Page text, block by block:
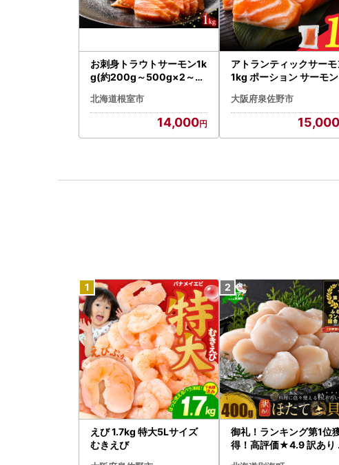
お刺身トラウトサーモン1k
g(約200g～500g×2～5
北海道根室市
14,000
アトランティックサーモ
1kg ポーション サーモン
大阪府泉佐野市
15,000
えび 1.7kg 特大5Lサイズ
むきえび
御礼！ランキング第1位
得！高評価★4.9 訳あり